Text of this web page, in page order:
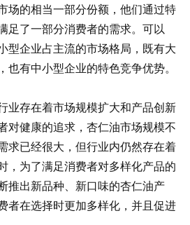
场的相当一部分份额，他们通过特
足了一部分消费者的需求。可以
型企业占主流的市场格局，既有大
有中小型企业的特色竞争优势。
存在着市场规模扩大和产品创新
对健康的追求，杏仁油市场规模不
求已经很大，但行业内仍然存在着
，为了满足消费者对多样化产品的
推出新品种、新口味的杏仁油产
者在选择时更加多样化，并且促进